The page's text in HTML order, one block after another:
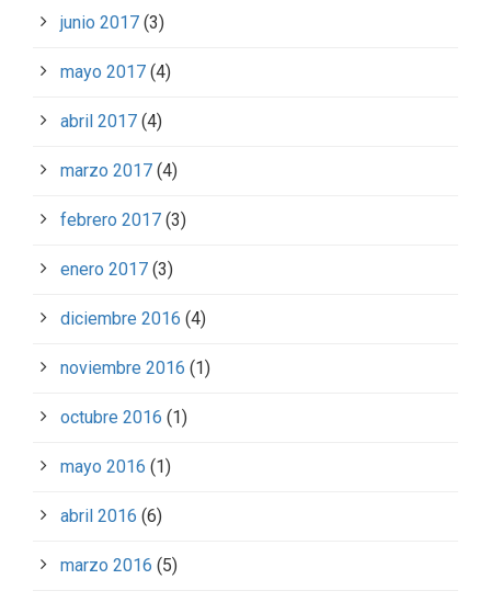
junio 2017 (3)
mayo 2017 (4)
abril 2017 (4)
marzo 2017 (4)
febrero 2017 (3)
enero 2017 (3)
diciembre 2016 (4)
noviembre 2016 (1)
octubre 2016 (1)
mayo 2016 (1)
abril 2016 (6)
marzo 2016 (5)